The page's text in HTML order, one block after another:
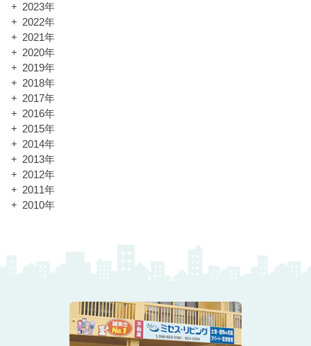
2023年
2022年
2021年
2020年
2019年
2018年
2017年
2016年
2015年
2014年
2013年
2012年
2011年
2010年